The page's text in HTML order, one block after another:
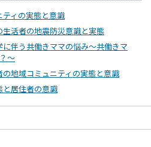
ィの実態と意識
活者の地震防災意識と実態
伴う共働きママの悩み～共働きマ
～
地域コミュニティの実態と意識
と居住者の意識